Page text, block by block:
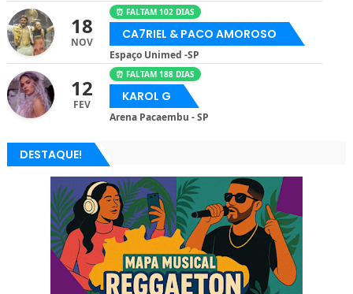
18
NOV
⏰ FALTAM 102 DIAS
CA7RIEL & PACO AMOROSO
Espaço Unimed -SP
12
FEV
⏰ FALTAM 188 DIAS
KAROL G
Arena Pacaembu - SP
DESTAQUE!